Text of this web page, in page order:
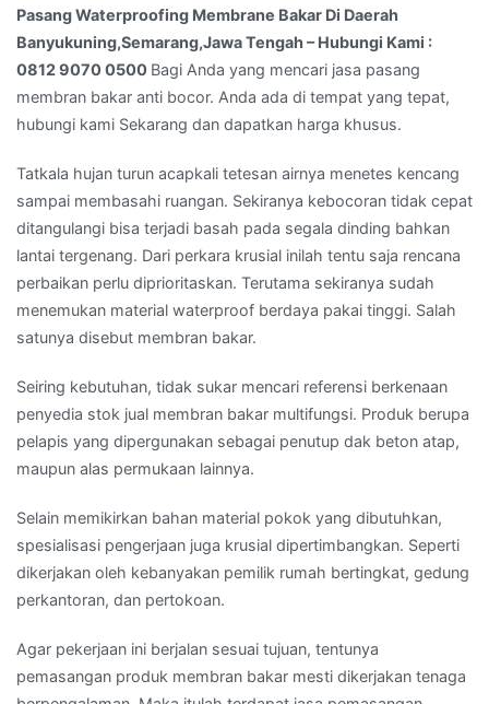
Kami
:
0812
9070
0500
Pasang Waterproofing Membrane Bakar Di Daerah
Banyukuning,Semarang,Jawa Tengah – Hubungi Kami :
0812 9070 0500 Bagi Anda yang mencari jasa pasang
membran bakar anti bocor. Anda ada di tempat yang tepat,
hubungi kami Sekarang dan dapatkan harga khusus.
Tatkala hujan turun acapkali tetesan airnya menetes kencang
sampai membasahi ruangan. Sekiranya kebocoran tidak cepat
ditangulangi bisa terjadi basah pada segala dinding bahkan
lantai tergenang. Dari perkara krusial inilah tentu saja rencana
perbaikan perlu diprioritaskan. Terutama sekiranya sudah
menemukan material waterproof berdaya pakai tinggi. Salah
satunya disebut membran bakar.
Seiring kebutuhan, tidak sukar mencari referensi berkenaan
penyedia stok jual membran bakar multifungsi. Produk berupa
pelapis yang dipergunakan sebagai penutup dak beton atap,
maupun alas permukaan lainnya.
Selain memikirkan bahan material pokok yang dibutuhkan,
spesialisasi pengerjaan juga krusial dipertimbangkan. Seperti
dikerjakan oleh kebanyakan pemilik rumah bertingkat, gedung
perkantoran, dan pertokoan.
Agar pekerjaan ini berjalan sesuai tujuan, tentunya
pemasangan produk membran bakar mesti dikerjakan tenaga